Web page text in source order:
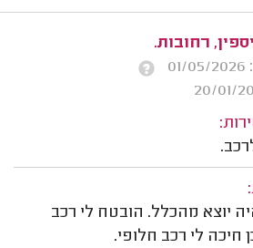
רחובות.
יוצא מהכלל. הובטח לי רכב
חיכה לי רכב חלופי.